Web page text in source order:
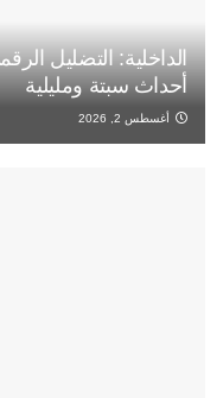
الداخلية: التضليل
أحداث سبتة ومليلية
أغسطس 2, 2026